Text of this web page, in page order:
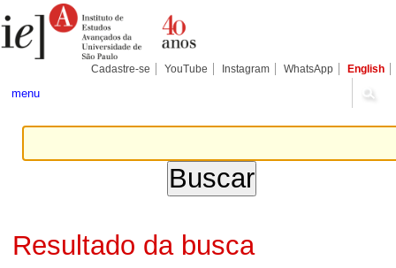
para
conteúdo.
Pessoais
Cadastre-se YouTube Instagram WhatsApp English
menu
Resultado da busca